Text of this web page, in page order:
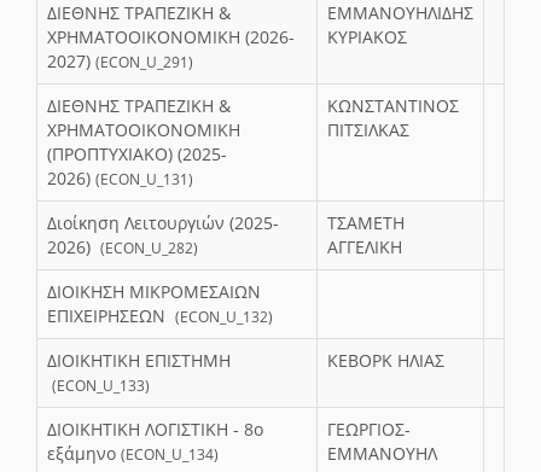
ΔΙΕΘΝΗΣ ΤΡΑΠΕΖΙΚΗ &
ΧΡΗΜΑΤΟΟΙΚΟΝΟΜΙΚΗ (2026-
2027) (ECON_U_291)
ΕΜΜΑΝΟΥΗΛΙΔΗΣ
ΚΥΡΙΑΚΟΣ
ΔΙΕΘΝΗΣ ΤΡΑΠΕΖΙΚΗ &
ΧΡΗΜΑΤΟΟΙΚΟΝΟΜΙΚΗ
(ΠΡΟΠΤΥΧΙΑΚΟ) (2025-
2026) (ECON_U_131)
ΚΩΝΣΤΑΝΤΙΝΟΣ
ΠΙΤΣΙΛΚΑΣ
Διοίκηση Λειτουργιών (2025-
2026) (ECON_U_282)
ΤΣΑΜΕΤΗ
ΑΓΓΕΛΙΚΗ
ΔΙΟΙΚΗΣΗ ΜΙΚΡΟΜΕΣΑΙΩΝ
ΕΠΙΧEIΡΗΣΕΩΝ (ECON_U_132)
ΔΙΟΙΚΗΤΙΚΗ ΕΠΙΣΤΗΜΗ
(ECON_U_133)
ΚΕΒΟΡΚ ΗΛΙΑΣ
ΔΙΟΙΚΗΤΙΚΗ ΛΟΓΙΣΤΙΚΗ - 8o
εξάμηνο (ECON_U_134)
ΓΕΩΡΓΙΟΣ-
ΕΜΜΑΝΟΥΗΛ